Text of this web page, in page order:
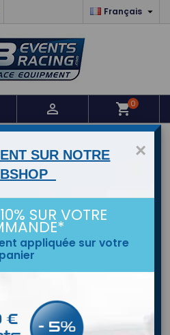
Français 
 shopping_cart0
×
SUR NOTRE
SUR VOTRE
appliquée sur votre
panier